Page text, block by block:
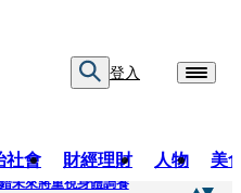
登入
社會 財經理財 人物 美
未來將重視身體調養